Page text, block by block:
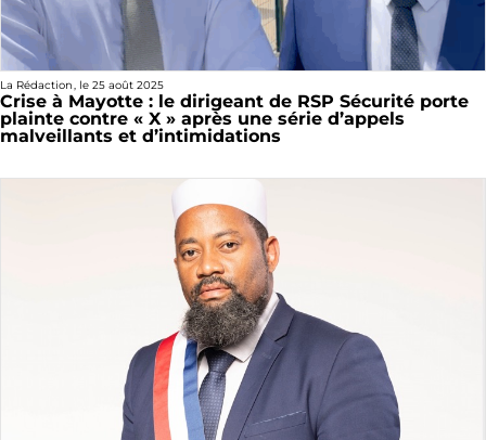
La Rédaction, le 25 août 2025
Crise à Mayotte : le dirigeant de RSP Sécurité porte
plainte contre « X » après une série d’appels
malveillants et d’intimidations